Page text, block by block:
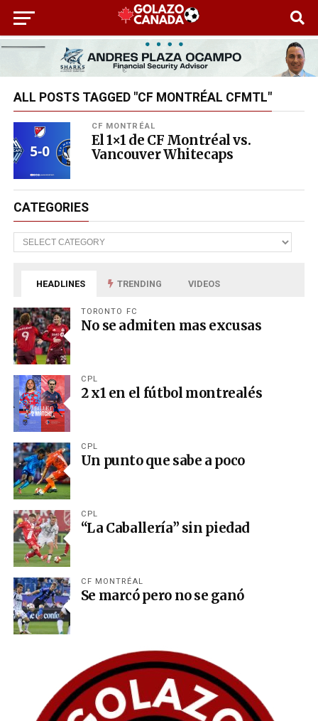
ALL POSTS TAGGED "CF MONTRÉAL CFMTL"
CF MONTRÉAL
El 1×1 de CF Montréal vs.
Vancouver Whitecaps
CATEGORIES
Categories
HEADLINES TRENDING VIDEOS
TORONTO FC
No se admiten mas excusas
CPL
2 x1 en el fútbol montrealés
CPL
Un punto que sabe a poco
CPL
“La Caballería” sin piedad
CF MONTRÉAL
Se marcó pero no se ganó